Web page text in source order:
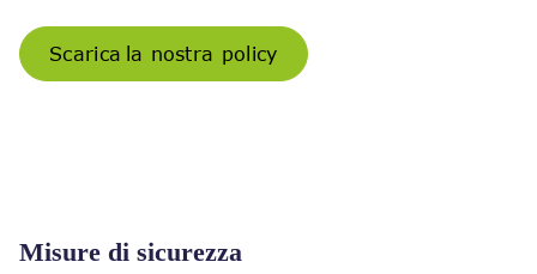
Scarica la nostra policy
Misure di sicurezza